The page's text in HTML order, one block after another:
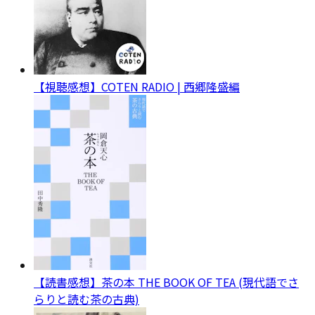
【視聴感想】COTEN RADIO | 西郷隆盛編
【読書感想】茶の本 THE BOOK OF TEA (現代語でさ
らりと読む茶の古典)